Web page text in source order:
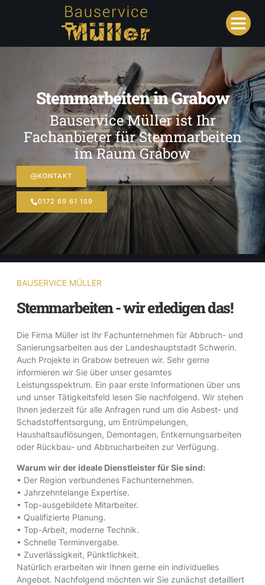
Stemmarbeiten in Grabow
Bauservice Müller ist Ihr
Fachanbieter für Stemmarbeiten
im Raum Grabow
KONTAKT
0172 69 61 159
BAUSERVICE MÜLLER
Stemmarbeiten - wir erledigen das!
Die Firma Müller ist Ihr Fachunternehmen für Abbruch- und
Sanierungsarbeiten aus der Landeshauptstadt Schwerin.
Auch Projekte in Grabow betreuen wir. Sehr gerne
informieren wir Sie über unser gesamtes
Leistungsspektrum. Ein paar erste Informationen über uns
und unser Tätigkeitsfeld lesen Sie nachfolgend. Wir stehen
Ihnen jederzeit für alle Anfragen rund um die Asbest- und
Schadstoffentsorgung, um Entrümpelungen,
Haushaltsauflösungen, Demontagen, Entkernungsarbeiten
oder Rückbau- und Abbrucharbeiten zur Verfügung.
Warum wir der ideale Dienstleister für Sie sind:
• Der Region verbundenes Fachunternehmen.
• Jahrzehntelange Expertise.
• Top-ausgebildete Mitarbeiter.
• Qualifizierte Planung.
• Top-Arbeit, moderne Technik.
• Schnelle Terminvergabe.
• Zuverlässigkeit, Pünktlichkeit.
Natürlich erarbeiten wir Ihnen gerne ein individuelles
Angebot. Nachfolgend möchten wir Sie zunächst detailliert